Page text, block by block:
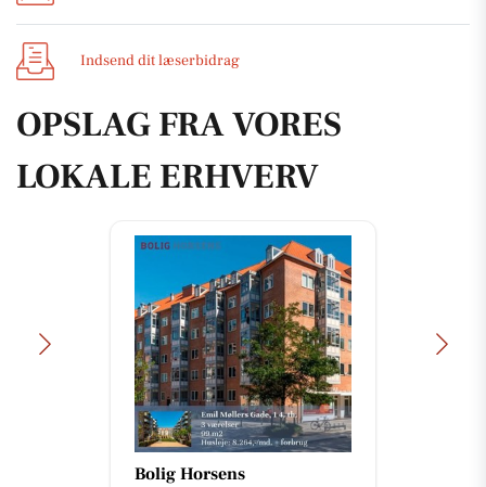
Indsend dit læserbidrag
OPSLAG FRA VORES
LOKALE ERHVERV
Bolig Horsens